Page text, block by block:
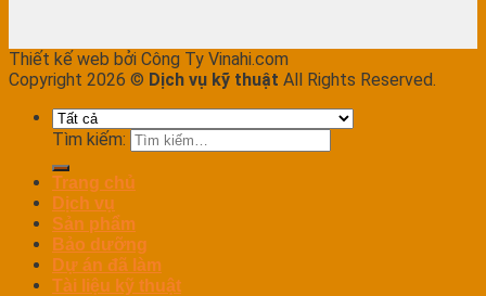
Thiết kế web bởi Công Ty Vinahi.com
Copyright 2026 © Dịch vụ kỹ thuật All Rights Reserved.
Tìm kiếm:
Trang chủ
Dịch vụ
Sản phẩm
Bảo dưỡng
Dự án đã làm
Tài liệu kỹ thuật